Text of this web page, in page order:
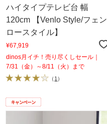
ハイタイプテレビ台 幅
120cm 【Venlo Style/フェン
ロースタイル】
¥67,919
dinos月イチ！売り尽くしセール｜
7/31（金）～8/11（火）まで
（ 1 ）